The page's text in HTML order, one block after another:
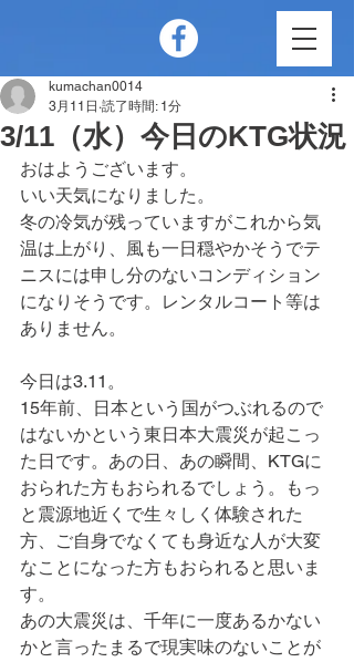
3/11（水）今日のKTG状況
kumachan0014
3月11日 読了時間: 1分
おはようございます。
いい天気になりました。
冬の冷気が残っていますがこれから気
温は上がり、風も一日穏やかそうでテ
ニスには申し分のないコンディション
になりそうです。レンタルコート等は
ありません。
今日は3.11。
15年前、日本という国がつぶれるので
はないかという東日本大震災が起こっ
た日です。あの日、あの瞬間、KTGに
おられた方もおられるでしょう。もっ
と震源地近くで生々しく体験された
方、ご自身でなくても身近な人が大変
なことになった方もおられると思いま
す。
あの大震災は、千年に一度あるかない
かと言ったまるで現実味のないことが